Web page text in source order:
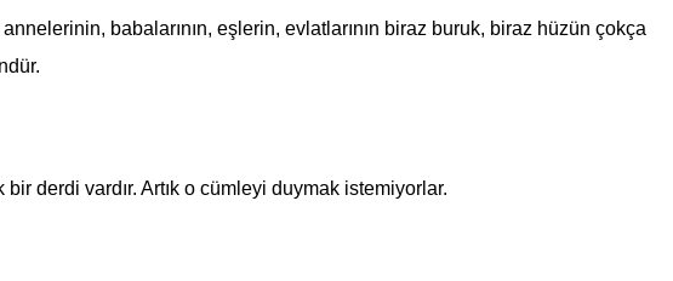
babalarının, eşlerin, evlatlarının biraz buruk, biraz hüzün çokça
derdi vardır. Artık o cümleyi duymak istemiyorlar.